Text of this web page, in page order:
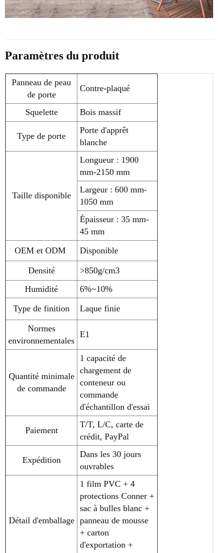
Paramètres du produit
Panneau de peau
de porte
Contre-plaqué
Squelette Bois massif
Type de porte
Porte d'apprêt
blanche
Taille disponible
Longueur : 1900
mm-2150 mm
Largeur : 600 mm-
1050 mm
Épaisseur : 35 mm-
45 mm
OEM et ODM
Disponible
Densité
>850g/cm3
Humidité
6%~10%
Type de finition
Laque finie
Normes
environnementales
E1
Quantité minimale
de commande
1 capacité de
chargement de
conteneur ou
commande
d'échantillon d'essai
Paiement
T/T, L/C, carte de
crédit, PayPal
Expédition
Dans les 30 jours
ouvrables
Détail d'emballage
1 film PVC + 4
protections Conner +
sac à bulles blanc +
panneau de mousse
+ carton
d'exportation +